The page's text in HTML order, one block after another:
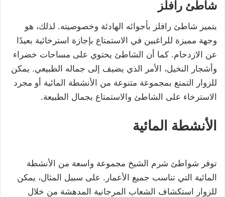
شاطئ رافلز
يتميز شاطئ رافلز بأجوائه الهادئة وخصوصيته. لذلك، هو
وجهة مميزة للراغبين في الاستمتاع بإجازة استرخائية بعيدًا
عن الازدحام. كما أن الشاطئ يحتوي على مساحات خضراء
وأشجار النخيل، الأمر الذي يضيف إلى جماله الطبيعي. يمكن
للزوار التمتع بمجموعة متنوعة من الأنشطة المائية أو مجرد
الاسترخاء على الشاطئ والاستمتاع بجمال الطبيعة.
الأنشطة المائية
توفر شواطئ شرم الشيخ مجموعة واسعة من الأنشطة
المائية التي تناسب جميع الأعمار. على سبيل المثال، يمكن
للزوار استكشاف الشعاب المرجانية المدهشة من خلال